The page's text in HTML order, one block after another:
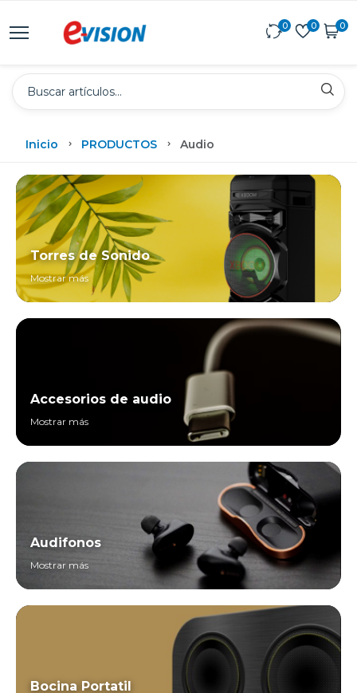
0 0 0
Inicio PRODUCTOS Audio
Torres de Sonido
Mostrar más
Accesorios de audio
Mostrar más
Audifonos
Mostrar más
Bocina Portatil